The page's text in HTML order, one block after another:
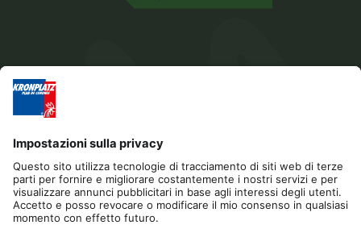
Editoria Privacy Dichiarazione di accessibilità
Contatto
Cookies